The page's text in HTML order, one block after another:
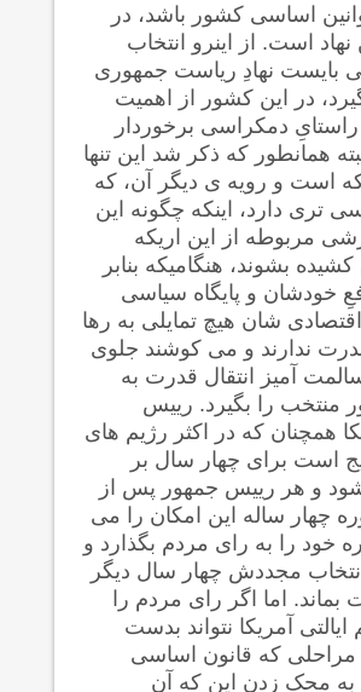
اساسی کشور باشد، در
نهاد است. از اینرو انتخاب
بایست نهادِ ریاست جمهوری
در این کشور از اهمیت
دمکراسی برخوردار
همانطور که ذکر شد این تنها
است و رویه ی دیگر آن، که
تری دارد، اینکه چگونه این
مربوطه از این اریکه
بشوند، هنگامیکه بنابر
خودشان و پایگاه سیاسی
شان هیچ تمایلی به رها
ندارند و می کوشند جلوی
آمیز انتقال قدرت به
منتخب را بگیرد. رییس
همچنان که در اکثر رژیم های
است برای چهار سال بر
و هر رییس جمهور پس از
چهار ساله این امکان را می
خود را به رای مردم بگذارد و
مجددش چهار سال دیگر
اما اگر رای مردم را
ایالتی آمریکا نتواند بدست
مراحلی که قانون اساسی
محک زدن این که آن